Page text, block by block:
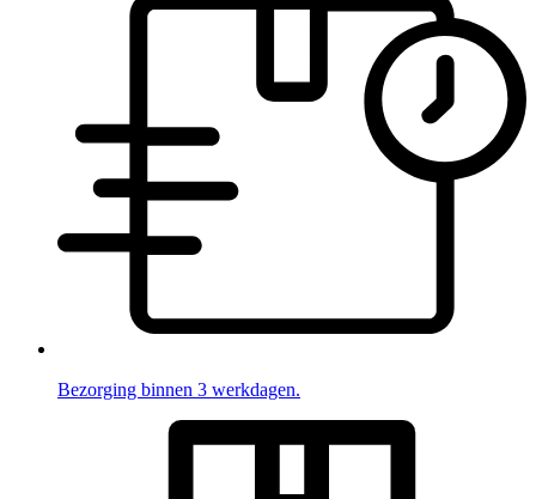
Bezorging binnen 3 werkdagen.